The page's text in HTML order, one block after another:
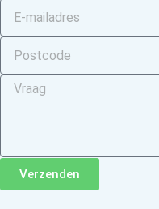
Verzenden